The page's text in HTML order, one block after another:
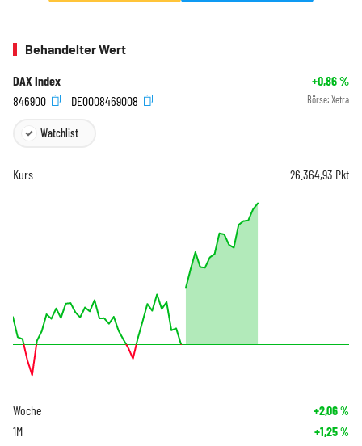
Behandelter Wert
DAX Index +0,86%
846900
DE0008469008 Börse: Xetra
Watchlist
Kurs 26.364,93 Pkt
Woche +2,06%
1M +1,25%